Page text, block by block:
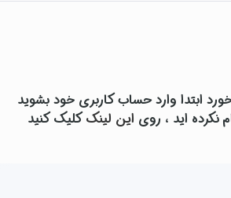
ابتدا وارد حساب کاربری خود بشوید
نکرده اید ، روی این لینک کلیک کنید